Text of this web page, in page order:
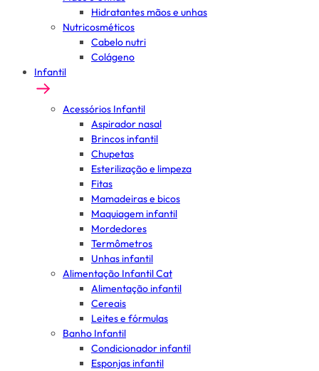
Hidratantes mãos e unhas
Nutricosméticos
Cabelo nutri
Colágeno
Infantil
Acessórios Infantil
Aspirador nasal
Brincos infantil
Chupetas
Esterilização e limpeza
Fitas
Mamadeiras e bicos
Maquiagem infantil
Mordedores
Termômetros
Unhas infantil
Alimentação Infantil Cat
Alimentação infantil
Cereais
Leites e fórmulas
Banho Infantil
Condicionador infantil
Esponjas infantil